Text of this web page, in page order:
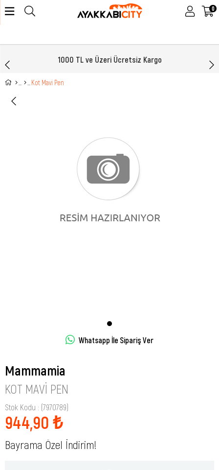
0
1000 TL ve Üzeri Ücretsiz Kargo
Kot Mavi Pen
Whatsapp İle Sipariş Ver
Mammamia
KOT MAVI PEN
Stok Kodu (7970789)
944,90 ₺
Bayrama Özel İndirim!